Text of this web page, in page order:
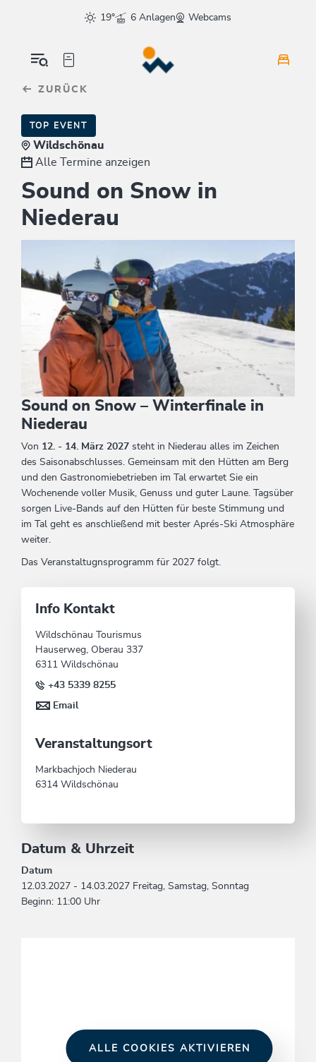
sr.skip-to.main-content
sr.skip-to.table-of-contents
sr.skip-to.main-navigation
19°
6 Anlagen Webcams
ZURÜCK
TOP EVENT
Wildschönau
Alle Termine anzeigen
Sound on Snow in
Niederau
Sound on Snow – Winterfinale in
Niederau
Von 12. - 14. März 2027 steht in Niederau alles im Zeichen
des Saisonabschlusses. Gemeinsam mit den Hütten am Berg
und den Gastronomiebetrieben im Tal erwartet Sie ein
Wochenende voller Musik, Genuss und guter Laune. Tagsüber
sorgen Live-Bands auf den Hütten für beste Stimmung und
im Tal geht es anschließend mit bester Aprés-Ski Atmosphäre
weiter.
Das Veranstaltugnsprogramm für 2027 folgt.
Datum & Uhrzeit
Datum
12.03.2027 - 14.03.2027 Freitag, Samstag, Sonntag
Beginn: 11:00 Uhr
ALLE COOKIES AKTIVIEREN
Info Kontakt
Wildschönau Tourismus
Hauserweg, Oberau 337
6311 Wildschönau
+43 5339 8255
Email
Veranstaltungsort
Markbachjoch Niederau
6314 Wildschönau